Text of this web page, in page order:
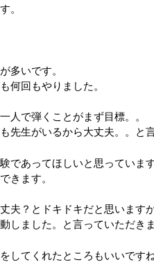
。
多いです。
何回もやりました。
人で弾くことがまず目標。。
先生がいるから大丈夫。。と
であってほしいと思っています
きます。
夫？とドキドキだと思います
しました。と言っていただきま
してくれたところもいいですね